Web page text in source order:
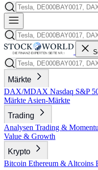
Märkte
DAX/MDAX Nasdaq S&P
Märkte Asien-Märkte
Trading
Analysen Trading &
Value & Growth
Krypto
Bitcoin Ethereum & Altcoins